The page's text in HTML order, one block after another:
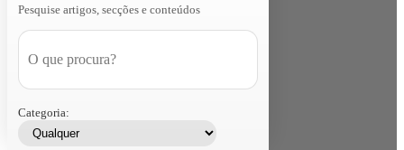
Pesquise artigos, secções e conteúdos
Categoria: